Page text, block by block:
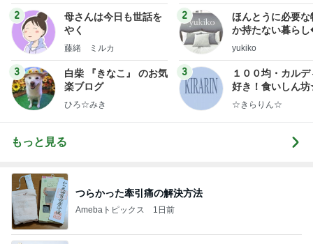
2
母さんは今日も世話を
やく
藤緒 ミルカ
3
白柴 『きなこ』 のお気
楽ブログ
ひろ☆みき
2
ほんとうに必要な
か持たない暮ら
ep Life Simple◆
yukiko
3
１００均・カルデ
好き！食いしん
らりん☆のブログ
☆きらりん☆
もっと見る
つらかった牽引痛の解決方法
Amebaトピックス 1日前